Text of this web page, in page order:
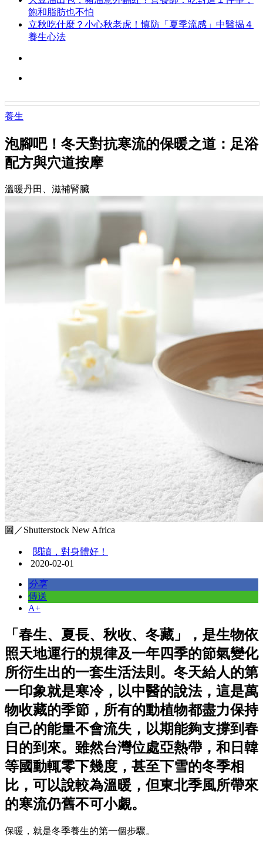
飽和脂肪也不怕
立秋吃什麼？小心秋老虎！慎防「夏季流感」中醫揭４
養生心法
養生
泡腳吧！冬天對抗寒流的保暖之道：足浴
配方與穴道按摩
溫暖丹田、滋補腎臟
圖／Shutterstock New Africa
閱讀，對身體好！
2020-02-01
分享
傳送
A+
「春生、夏長、秋收、冬藏」，是生物依
照天地運行的規律及一年四季的節氣變化
所衍生出的一套生活法則。冬天給人的第
一印象就是寒冷，以中醫的說法，這是萬
物收藏的季節，所有的動植物都盡力保持
自己的能量不會流失，以期能夠支撐到春
日的到來。雖然台灣位處亞熱帶，和日韓
等國動輒零下幾度，甚至下雪的冬季相
比，可以說較為溫暖，但東北季風所帶來
的寒流仍舊不可小覷。
保暖，就是冬季養生的第一個步驟。